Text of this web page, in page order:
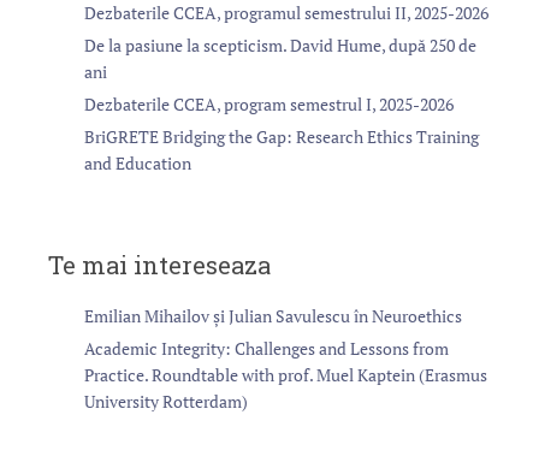
Dezbaterile CCEA, programul semestrului II, 2025-2026
De la pasiune la scepticism. David Hume, după 250 de
ani
Dezbaterile CCEA, program semestrul I, 2025-2026
BriGRETE Bridging the Gap: Research Ethics Training
and Education
Te mai intereseaza
Emilian Mihailov și Julian Savulescu în Neuroethics
Academic Integrity: Challenges and Lessons from
Practice. Roundtable with prof. Muel Kaptein (Erasmus
University Rotterdam)